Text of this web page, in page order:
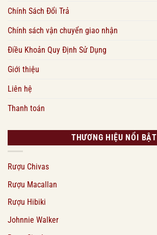
Chính Sách Đổi Trả
Chính sách vận chuyển giao nhận
Điều Khoản Quy Định Sử Dụng
Giới thiệu
Liên hệ
Thanh toán
THƯƠNG HIỆU NỔI BẬT
Rượu Chivas
Rượu Macallan
Rượu Hibiki
Johnnie Walker